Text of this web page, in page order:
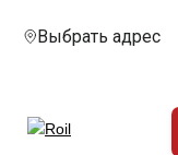
Выбрать адрес